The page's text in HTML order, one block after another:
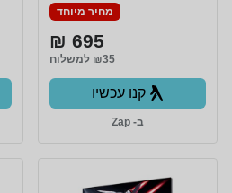
מחיר מיוחד
695 ₪
₪35 למשלוח
קנו עכשיו
ב- Zap